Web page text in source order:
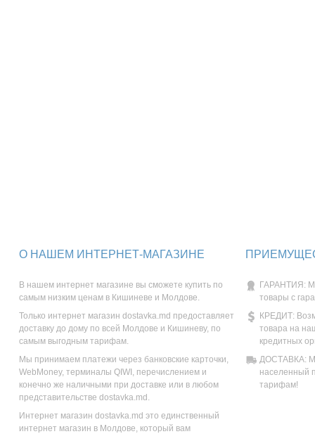
О НАШЕМ ИНТЕРНЕТ-МАГАЗИНЕ
В нашем интернет магазине вы сможете купить по
самым низким ценам в Кишиневе и Молдове.
Только интернет магазин dostavka.md предоставляет
доставку до дому по всей Молдове и Кишиневу, по
самым выгодным тарифам.
Мы принимаем платежи через банковские карточки,
WebMoney, терминалы QIWI, перечислением и
конечно же наличными при доставке или в любом
представительстве dostavka.md.
Интернет магазин dostavka.md это единственный
интернет магазин в Молдове, который вам
ГАРАНТИЯ:
товары с
КРЕДИТ:
товара на
кредитных
ДОСТАВКА:
населенный
тарифам!